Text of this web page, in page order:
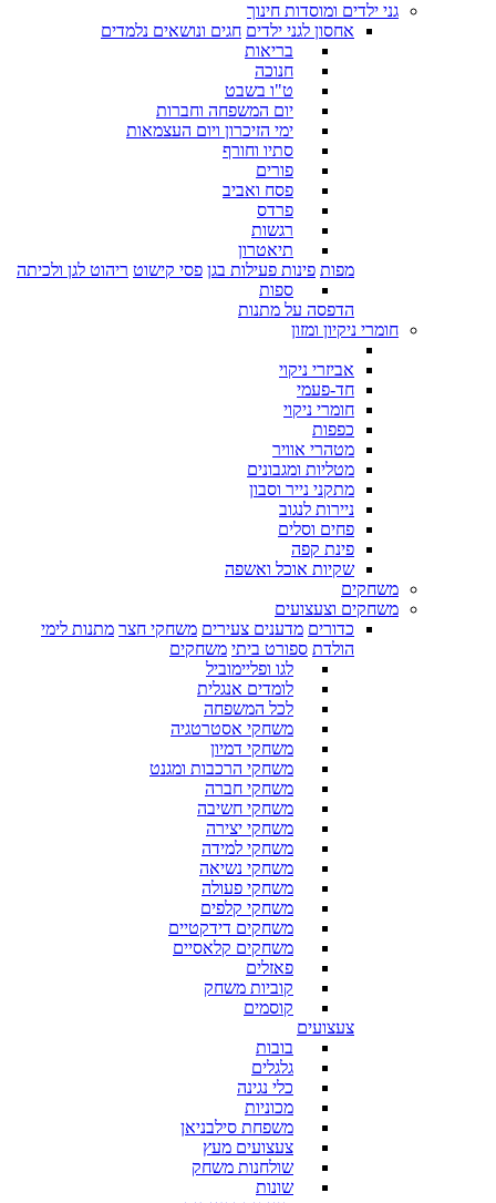
גני ילדים ומוסדות חינוך
אחסון לגני ילדים חגים ונושאים נלמדים
בריאות
חנוכה
ט"ו בשבט
יום המשפחה וחברות
ימי הזיכרון ויום העצמאות
סתיו וחורף
פורים
פסח ואביב
פרדס
רגשות
תיאטרון
מפות פינות פעילות בגן פסי קישוט ריהוט לגן ולכיתה
ספות
הדפסה על מתנות
חומרי ניקיון ומזון
אביזרי ניקוי
חד-פעמי
חומרי ניקוי
כפפות
מטהרי אוויר
מטליות ומגבונים
מתקני נייר וסבון
ניירות לנגוב
פחים וסלים
פינת קפה
שקיות אוכל ואשפה
משחקים
משחקים וצעצועים
כדורים מדענים צעירים משחקי חצר מתנות לימי
הולדת ספורט ביתי משחקים
לגו ופליימוביל
לומדים אנגלית
לכל המשפחה
משחקי אסטרטגיה
משחקי דמיון
משחקי הרכבות ומגנט
משחקי חברה
משחקי חשיבה
משחקי יצירה
משחקי למידה
משחקי נשיאה
משחקי פעולה
משחקי קלפים
משחקים דידקטיים
משחקים קלאסיים
פאזלים
קוביות משחק
קוסמים
צעצועים
בובות
גלגלים
כלי נגינה
מכוניות
משפחת סילבניאן
צעצועים מעץ
שולחנות משחק
שונות